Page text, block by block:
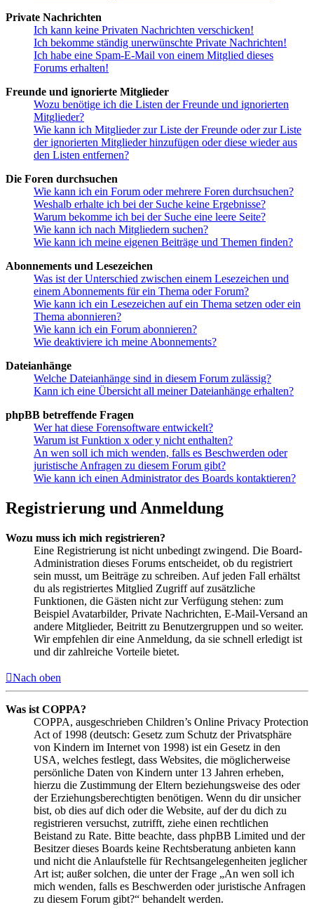
Private Nachrichten
Ich kann keine Privaten Nachrichten verschicken!
Ich bekomme ständig unerwünschte Private Nachrichten!
Ich habe eine Spam-E-Mail von einem Mitglied dieses
Forums erhalten!
Freunde und ignorierte Mitglieder
Wozu benötige ich die Listen der Freunde und ignorierten
Mitglieder?
Wie kann ich Mitglieder zur Liste der Freunde oder zur Liste
der ignorierten Mitglieder hinzufügen oder diese wieder aus
den Listen entfernen?
Die Foren durchsuchen
Wie kann ich ein Forum oder mehrere Foren durchsuchen?
Weshalb erhalte ich bei der Suche keine Ergebnisse?
Warum bekomme ich bei der Suche eine leere Seite?
Wie kann ich nach Mitgliedern suchen?
Wie kann ich meine eigenen Beiträge und Themen finden?
Abonnements und Lesezeichen
Was ist der Unterschied zwischen einem Lesezeichen und
einem Abonnements für ein Thema oder Forum?
Wie kann ich ein Lesezeichen auf ein Thema setzen oder ein
Thema abonnieren?
Wie kann ich ein Forum abonnieren?
Wie deaktiviere ich meine Abonnements?
Dateianhänge
Welche Dateianhänge sind in diesem Forum zulässig?
Kann ich eine Übersicht all meiner Dateianhänge erhalten?
phpBB betreffende Fragen
Wer hat diese Forensoftware entwickelt?
Warum ist Funktion x oder y nicht enthalten?
An wen soll ich mich wenden, falls es Beschwerden oder
juristische Anfragen zu diesem Forum gibt?
Wie kann ich einen Administrator des Boards kontaktieren?
Registrierung und Anmeldung
Wozu muss ich mich registrieren?
Eine Registrierung ist nicht unbedingt zwingend. Die Board-
Administration dieses Forums entscheidet, ob du registriert
sein musst, um Beiträge zu schreiben. Auf jeden Fall erhältst
du als registriertes Mitglied Zugriff auf zusätzliche
Funktionen, die Gästen nicht zur Verfügung stehen: zum
Beispiel Avatarbilder, Private Nachrichten, E-Mail-Versand an
andere Mitglieder, Beitritt zu Benutzergruppen und so weiter.
Wir empfehlen dir eine Anmeldung, da sie schnell erledigt ist
und dir zahlreiche Vorteile bietet.
Nach oben
Was ist COPPA?
COPPA, ausgeschrieben Children’s Online Privacy Protection
Act of 1998 (deutsch: Gesetz zum Schutz der Privatsphäre
von Kindern im Internet von 1998) ist ein Gesetz in den
USA, welches festlegt, dass Websites, die möglicherweise
persönliche Daten von Kindern unter 13 Jahren erheben,
hierzu die Zustimmung der Eltern beziehungsweise des oder
der Erziehungsberechtigten benötigen. Wenn du dir unsicher
bist, ob dies auf dich oder die Website, auf der du dich zu
registrieren versuchst, zutrifft, ziehe einen rechtlichen
Beistand zu Rate. Bitte beachte, dass phpBB Limited und der
Besitzer dieses Boards keine Rechtsberatung anbieten kann
und nicht die Anlaufstelle für Rechtsangelegenheiten jeglicher
Art ist; außer solchen, die unter der Frage „An wen soll ich
mich wenden, falls es Beschwerden oder juristische Anfragen
zu diesem Forum gibt?“ behandelt werden.